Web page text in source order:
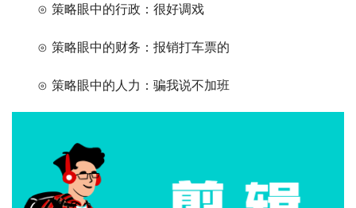
⊙ 策略眼中的行政：很好调戏
⊙ 策略眼中的财务：报销打车票的
⊙ 策略眼中的人力：骗我说不加班